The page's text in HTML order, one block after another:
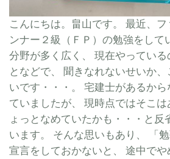
こんにちは。畠山です。 最近、
ンナー２級（ＦＰ）の勉強をして
分野が多く広く、 現在やってい
となどで、 聞きなれないせいか
いです・・・。 宅建士があるか
ていましたが、 現時点ではそこ
ょっとなめていたかも・・・と反
います。 そんな思いもあり、 「
宣言をしておかないと、 途中で